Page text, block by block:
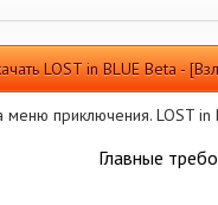
LOST in BLUE Beta -
приключения. LOST in
Главные